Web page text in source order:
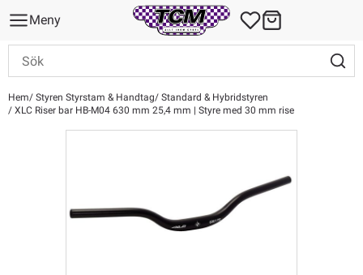
Meny
Hem Styren Styrstam & Handtag
Standard & Hybridstyren
XLC Riser bar HB-M04 630 mm 25,4 mm | Styre med 30 mm rise